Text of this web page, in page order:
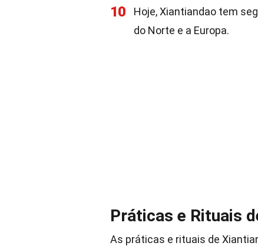
10
Hoje, Xiantiandao tem
do Norte e a Europa.
Práticas e Rituais
As práticas e rituais de